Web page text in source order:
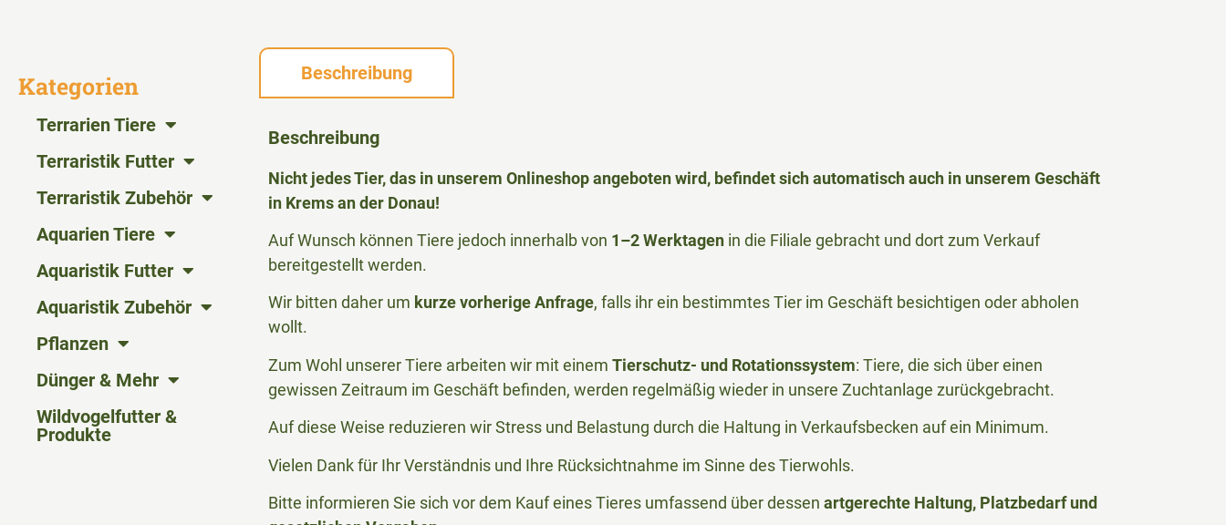
Kategorien
Terrarien Tiere
Terraristik Futter
Terraristik Zubehör
Aquarien Tiere
Aquaristik Futter
Aquaristik Zubehör
Pflanzen
Dünger & Mehr
Wildvogelfutter &
Produkte
Beschreibung
Beschreibung
Nicht jedes Tier, das in unserem Onlineshop angeboten wird, befindet sich automatisch auch in unserem Geschäft
in Krems an der Donau!
Auf Wunsch können Tiere jedoch innerhalb von 1–2 Werktagenin die Filiale gebracht und dort zum Verkauf
bereitgestellt werden.
Wir bitten daher um kurze vorherige Anfrage, falls ihr ein bestimmtes Tier im Geschäft besichtigen oder abholen
wollt.
Zum Wohl unserer Tiere arbeiten wir mit einem Tierschutz- und Rotationssystem: Tiere, die sich über einen
gewissen Zeitraum im Geschäft befinden, werden regelmäßig wieder in unsere Zuchtanlage zurückgebracht.
Auf diese Weise reduzieren wir Stress und Belastung durch die Haltung in Verkaufsbecken auf ein Minimum.
Vielen Dank für Ihr Verständnis und Ihre Rücksichtnahme im Sinne des Tierwohls.
Bitte informieren Sie sich vor dem Kauf eines Tieres umfassend über dessen artgerechte Haltung, Platzbedarf und